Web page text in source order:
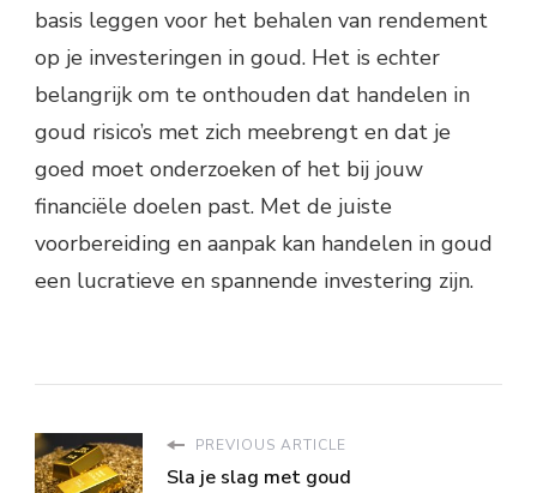
basis leggen voor het behalen van rendement
op je investeringen in goud. Het is echter
belangrijk om te onthouden dat handelen in
goud risico’s met zich meebrengt en dat je
goed moet onderzoeken of het bij jouw
financiële doelen past. Met de juiste
voorbereiding en aanpak kan handelen in goud
een lucratieve en spannende investering zijn.
PREVIOUS ARTICLE
Sla je slag met goud